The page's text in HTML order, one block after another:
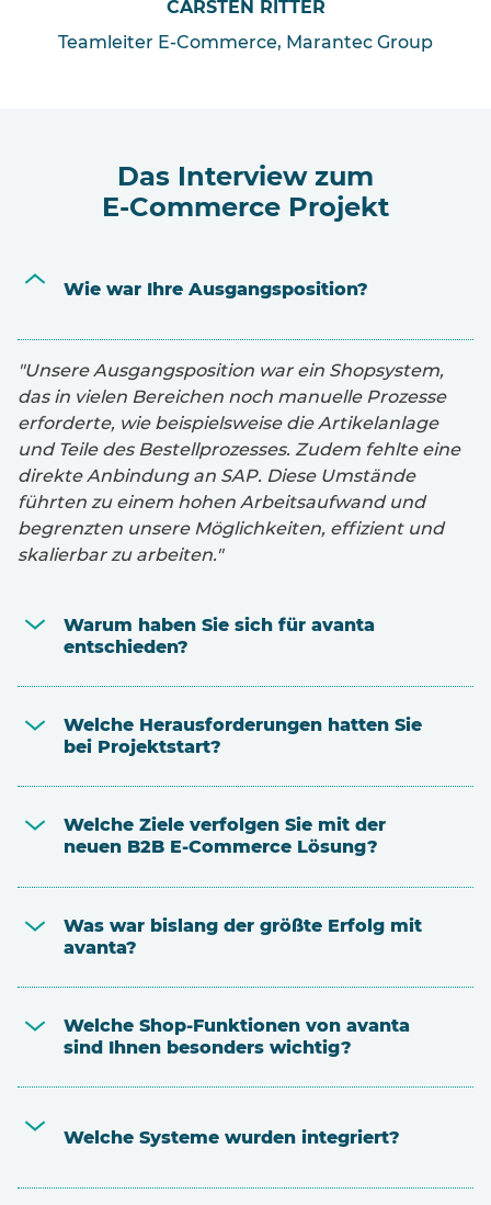
CARSTEN RITTER
Teamleiter E-Commerce, Marantec Group
Das Interview zum
E-Commerce Projekt
Wie war Ihre Ausgangsposition?
"Unsere Ausgangsposition war ein Shopsystem,
das in vielen Bereichen noch manuelle Prozesse
erforderte, wie beispielsweise die Artikelanlage
und Teile des Bestellprozesses. Zudem fehlte eine
direkte Anbindung an SAP. Diese Umstände
führten zu einem hohen Arbeitsaufwand und
begrenzten unsere Möglichkeiten, effizient und
skalierbar zu arbeiten."
Warum haben Sie sich für avanta
entschieden?
Welche Herausforderungen hatten Sie
bei Projektstart?
Welche Ziele verfolgen Sie mit der
neuen B2B E-Commerce Lösung?
Was war bislang der größte Erfolg mit
avanta?
Welche Shop-Funktionen von avanta
sind Ihnen besonders wichtig?
Welche Systeme wurden integriert?